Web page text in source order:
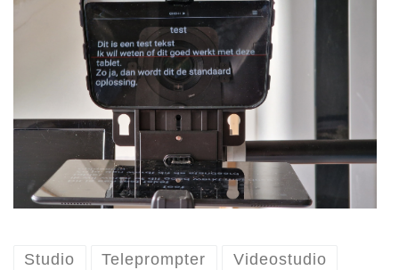
Studio Teleprompter Videostudio